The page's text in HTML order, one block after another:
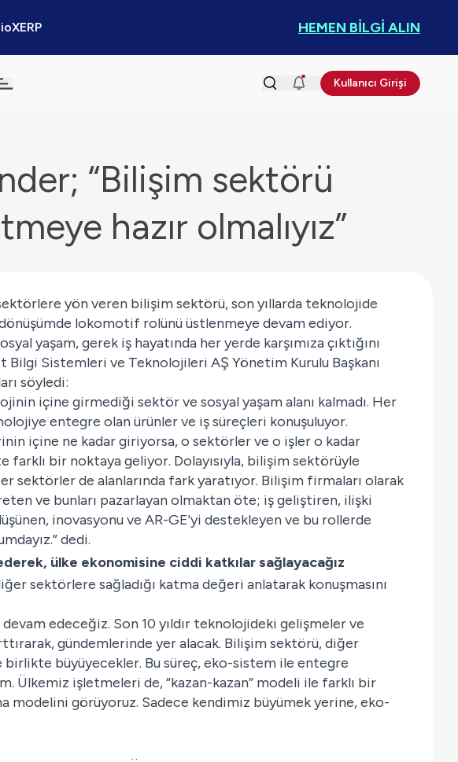
HEMEN BİLGİ ALIN
Kullanıcı Girişi
“Bilişim sektörü
hazır olmalıyız”
yön veren bilişim sektörü, son yıllarda teknolojide
lokomotif rolünü üstlenmeye devam ediyor.
yaşam, gerek iş hayatında her yerde karşımıza çıktığını
Bilgi Sistemleri ve Teknolojileri AŞ Yönetim Kurulu Başkanı
söyledi:
içine girmediği sektör ve sosyal yaşam alanı kalmadı. Her
entegre olan ürünler ve iş süreçleri konuşuluyor.
içine ne kadar giriyorsa, o sektörler ve o işler o kadar
farklı bir noktaya geliyor. Dolayısıyla, bilişim sektörüyle
sektörler de alanlarında fark yaratıyor. Bilişim firmaları olarak
ve bunları pazarlayan olmaktan öte; iş geliştiren, ilişki
inovasyonu ve AR-GE'yi destekleyen ve bu rollerde
dedi.
ülke ekonomisine ciddi katkılar sağlayacağız
sektörlere sağladığı katma değeri anlatarak konuşmasını
edeceğiz. Son 10 yıldır teknolojideki gelişmeler ve
gündemlerinde yer alacak. Bilişim sektörü, diğer
birlikte büyüyecekler. Bu süreç, eko-sistem ile entegre
Ülkemiz işletmeleri de, “kazan-kazan” modeli ile farklı bir
modelini görüyoruz. Sadece kendimiz büyümek yerine, eko-